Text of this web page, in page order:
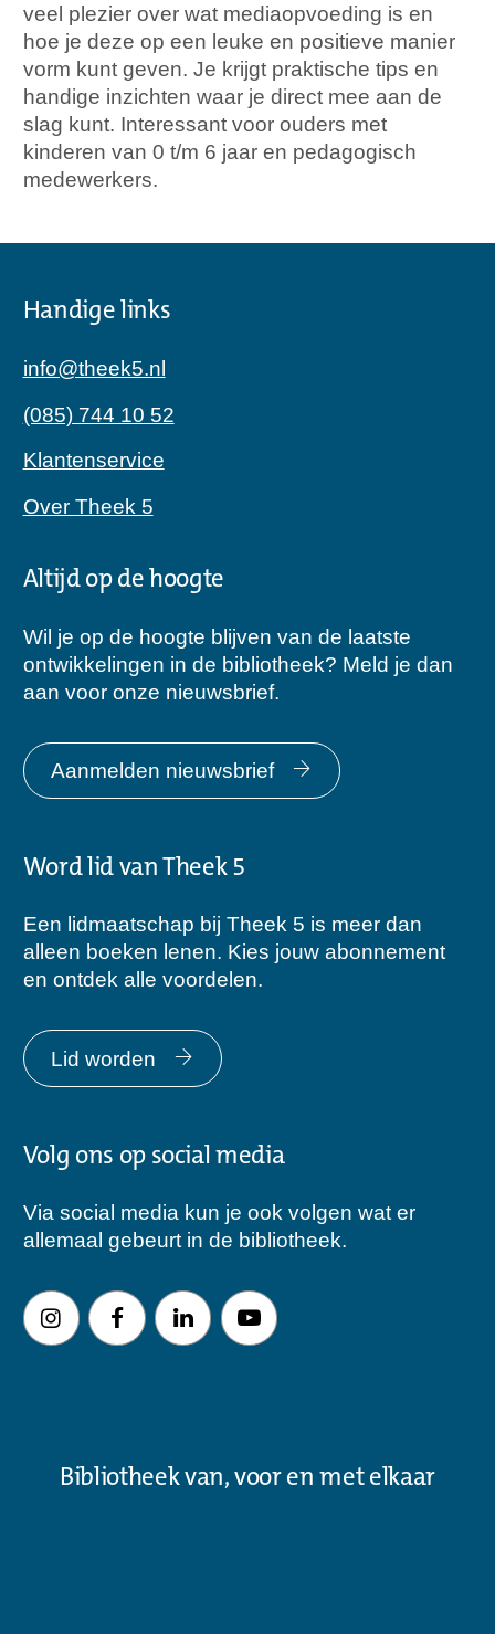
veel plezier over wat mediaopvoeding is en
hoe je deze op een leuke en positieve manier
vorm kunt geven. Je krijgt praktische tips en
handige inzichten waar je direct mee aan de
slag kunt. Interessant voor ouders met
kinderen van 0 t/m 6 jaar en pedagogisch
medewerkers.
Handige links
info@theek5.nl
(085) 744 10 52
Klantenservice
Over Theek 5
Altijd op de hoogte
Wil je op de hoogte blijven van de laatste
ontwikkelingen in de bibliotheek? Meld je dan
aan voor onze nieuwsbrief.
Aanmelden nieuwsbrief
Word lid van Theek 5
Een lidmaatschap bij Theek 5 is meer dan
alleen boeken lenen. Kies jouw abonnement
en ontdek alle voordelen.
Lid worden
Volg ons op social media
Via social media kun je ook volgen wat er
allemaal gebeurt in de bibliotheek.
Bibliotheek van, voor en met elkaar